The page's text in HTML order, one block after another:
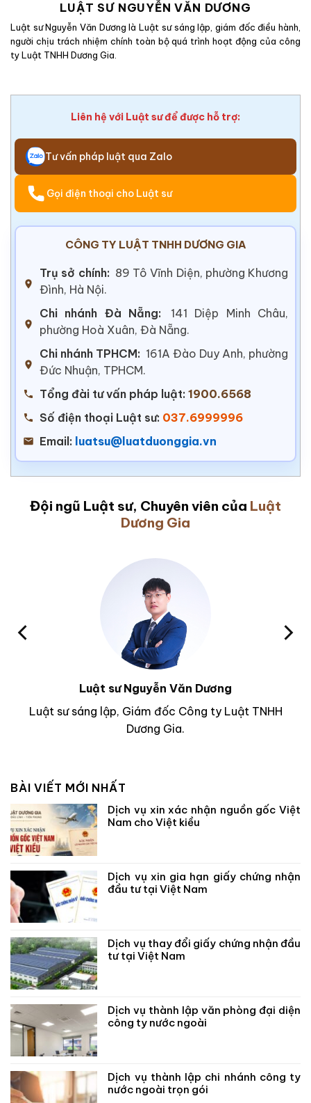
LUẬT SƯ NGUYỄN VĂN DƯƠNG
Luật sư Nguyễn Văn Dương là Luật sư sáng lập, giám đốc điều hành,
người chịu trách nhiệm chính toàn bộ quá trình hoạt động của công
ty Luật TNHH Dương Gia.
Liên hệ với Luật sư để được hỗ trợ:
Tư vấn pháp luật qua Zalo
Gọi điện thoại cho Luật sư
CÔNG TY LUẬT TNHH DƯƠNG GIA
Trụ sở chính: 89 Tô Vĩnh Diện, phường Khương
Đình, Hà Nội.
Chi nhánh Đà Nẵng:
141 Diệp Minh Châu,
phường Hoà Xuân, Đà Nẵng.
Chi nhánh TPHCM: 161A Đào Duy Anh, phường
Đức Nhuận, TPHCM.
Tổng đài tư vấn pháp luật: 1900.6568
Số điện thoại Luật sư: 037.6999996
Email: luatsu@luatduonggia.vn
Đội ngũ Luật sư, Chuyên viên của Luật
Dương Gia
Luật sư Nguyễn Văn Dương
Luật sư sáng lập, Giám đốc Công ty Luật TNHH
Dương Gia.
BÀI VIẾT MỚI NHẤT
Dịch vụ xin xác nhận nguồn gốc Việt
Nam cho Việt kiều
Dịch vụ xin gia hạn giấy chứng nhận
đầu tư tại Việt Nam
Dịch vụ thay đổi giấy chứng nhận đầu
tư tại Việt Nam
Dịch vụ thành lập văn phòng đại diện
công ty nước ngoài
Dịch vụ thành lập chi nhánh công ty
nước ngoài trọn gói